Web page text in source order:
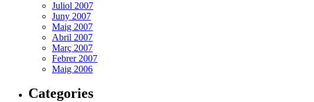
Juliol 2007
Juny 2007
Maig 2007
Abril 2007
Març 2007
Febrer 2007
Maig 2006
Categories